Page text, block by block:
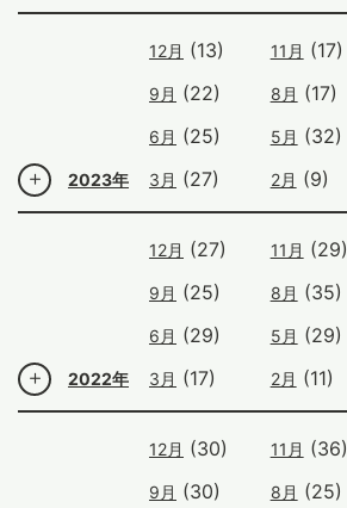
2023年
12月 (13) 11月 (17)
9月 (22) 8月 (17)
6月 (25) 5月 (32)
3月 (27) 2月 (9)
2022年
12月 (27) 11月 (29)
9月 (25) 8月 (35)
6月 (29) 5月 (29)
3月 (17) 2月 (11)
12月 (30) 11月 (36)
9月 (30) 8月 (25)